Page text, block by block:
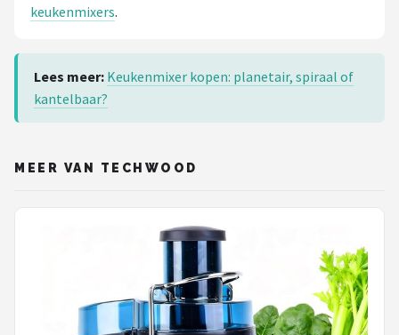
keukenmixers.
Lees meer: Keukenmixer kopen: planetair, spiraal of
kantelbaar?
MEER VAN TECHWOOD